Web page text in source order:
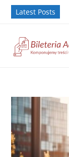
Latest Posts